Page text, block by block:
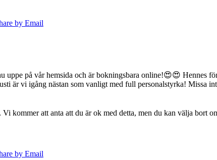
by Email
på vår hemsida och är bokningsbara online!😍😍 Hennes
är vi igång nästan som vanligt med full personalstyrka! Missa
by Email
kommer att anta att du är ok med detta, men du kan välja bort